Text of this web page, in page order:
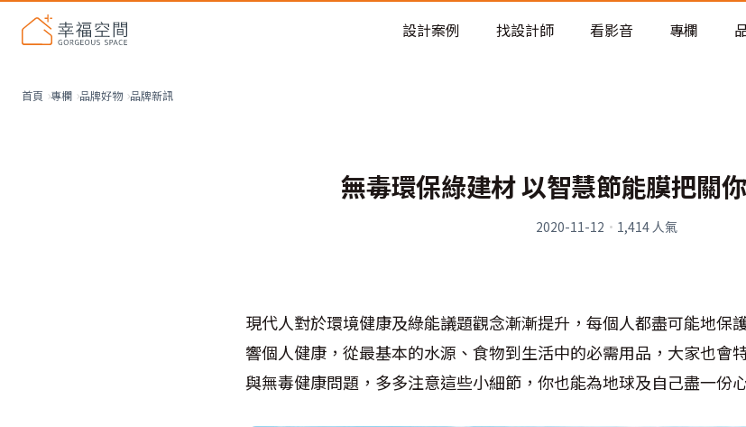
老屋預算分配與高 CP 值煥新術
設計案例 找設計師 看影音 專欄
首頁 專欄 品牌好物 品牌新訊
無毒環保綠建材 以智慧節能膜把關
2020-11-12 · 1,414人氣
現代人對於環境健康及綠能議題觀念漸漸提升，每個人都盡可能地保
響個人健康，從最基本的水源、食物到生活中的必需用品，大家也會
與無毒健康問題，多多注意這些小細節，你也能為地球及自己盡一份